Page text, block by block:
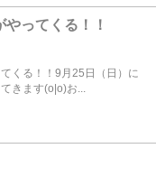
ってくる！！
くる！！9月25日（日）に
きます(o|o)お...